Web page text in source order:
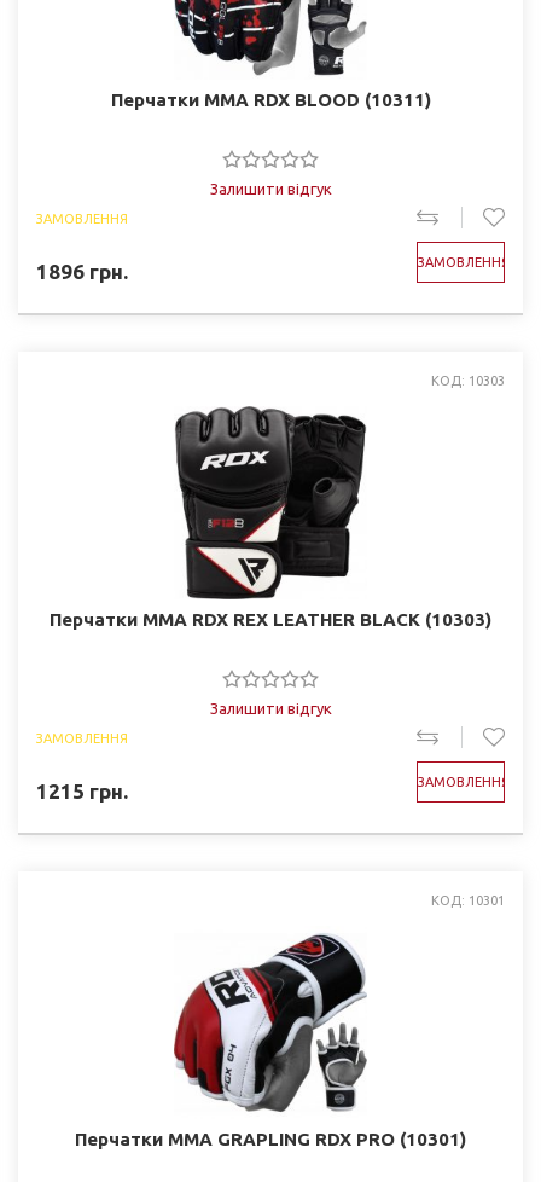
Перчатки ММА RDX BLOOD (10311)
Залишити відгук
ЗАМОВЛЕННЯ
1896 грн. ЗАМОВЛЕННЯ
КОД: 10303
Перчатки ММА RDX REX LEATHER BLACK (10303)
Залишити відгук
ЗАМОВЛЕННЯ
1215 грн. ЗАМОВЛЕННЯ
КОД: 10301
Перчатки ММА GRAPLING RDX PRO (10301)